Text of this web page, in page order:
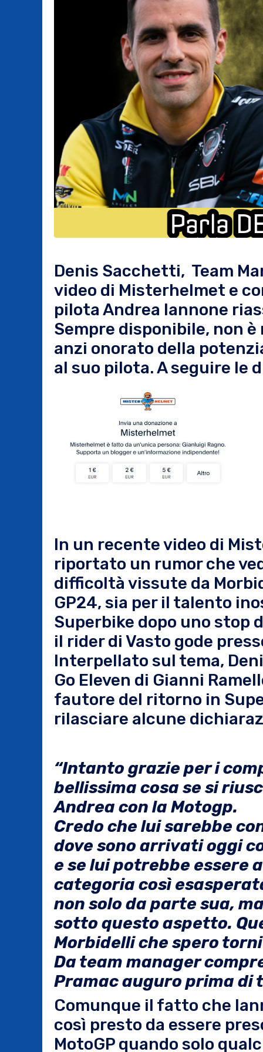
Denis Sacchetti, Team
video di Misterhelmet e
pilota Andrea Iannone
Sempre disponibile, non
anzi onorato della
al suo pilota. A seguire le
In un recente video di
riportato un rumor che
difficoltà vissute da
GP24, sia per il talento
Superbike dopo uno stop
il rider di Vasto gode
Interpellato sul tema,
Go Eleven di Gianni
fautore del ritorno in
rilasciare alcune
“Intanto grazie per i
bellissima cosa se si
Andrea con la Motogp.
Credo che lui sarebbe
dove sono arrivati oggi
e se lui potrebbe essere
categoria così
non solo da parte sua,
sotto questo aspetto.
Morbidelli che spero
Da team manager
Pramac auguro prima di
Comunque il fatto che
così presto da essere
MotoGP quando solo